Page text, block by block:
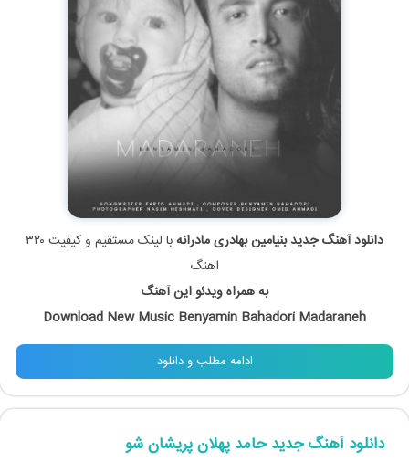
دانلود آهنگ جدید بنیامین بهادری مادرانه
با لینک مستقیم و کیفیت ۳۲۰
اهنگ
به همراه ویدئو این آهنگ
Download New Music Benyamin Bahadori Madaraneh
ادامه مطلب و دانلود
دانلود آهنگ جدید حامد پهلان پریشان شو